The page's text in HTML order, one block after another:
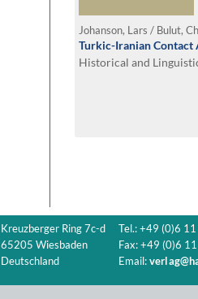
Johanson, Lars / Bulut,
Turkic-Iranian Contact
Historical and
Kreuzberger Ring 7c-d
65205 Wiesbaden
Deutschland
Tel.: +49 (0)6
Fax: +49 (0)6
Email: